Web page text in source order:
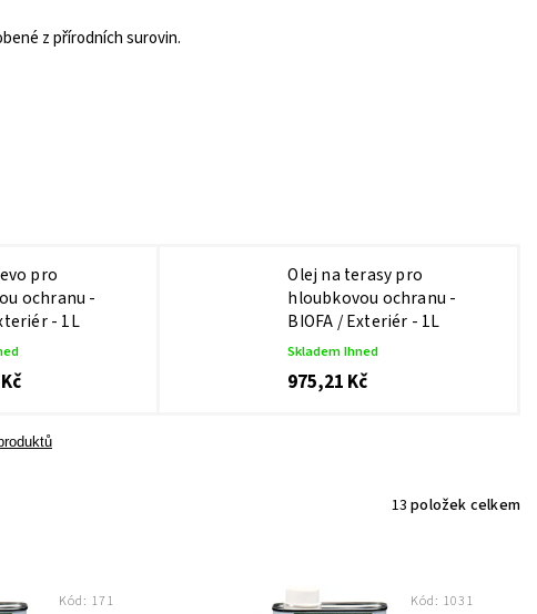
z přírodních surovin.
pro
ochranu -
- 1L
Olej na terasy pro
hloubkovou ochranu -
BIOFA / Exteriér - 1L
Skladem Ihned
975,21 Kč
13 položek celkem
Kód: 171 Kód: 1031